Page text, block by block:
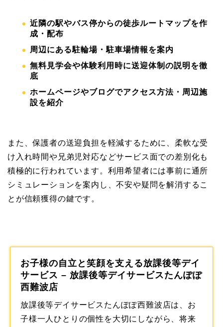
近隣の駅やバス停からの徒歩ルートマップを作
成・配布
周辺にある駐輪場・駐車場情報を案内
無料見学会や体験利用時に送迎体制の説明を徹
底
ホームページやブログでアクセス方法・周辺施
設を紹介
また、保護者の送迎負担を軽減するために、柔軟な受
け入れ時間や兄弟児対応などサービス面での差別化も
積極的に行われています。利用希望者には事前に通所
シミュレーションを案内し、不安や疑問を解消するこ
とが信頼獲得の鍵です。
お子様の自立と笑顔を支える放課後等デイ
サービス – 放課後等デイサービスたんぽぽ
西難波店
放課後等デイサービスたんぽぽ西難波店は、お
子様一人ひとりの個性を大切にしながら、将来